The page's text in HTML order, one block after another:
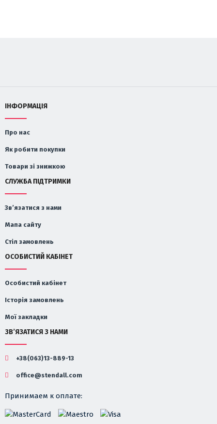
ІНФОРМАЦІЯ
Про нас
Як робити покупки
Товари зі знижкою
СЛУЖБА ПІДТРИМКИ
Зв’язатися з нами
Мапа сайту
Стіл замовлень
ОСОБИСТИЙ КАБІНЕТ
Особистий кабінет
Історія замовлень
Мої закладки
ЗВ’ЯЗАТИСЯ З НАМИ
+38(063)13-889-13
office@stendall.com
Принимаем к оплате: